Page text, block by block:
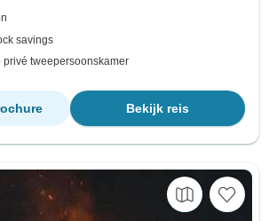
savings
privé tweepersoonskamer
Bekijk reis